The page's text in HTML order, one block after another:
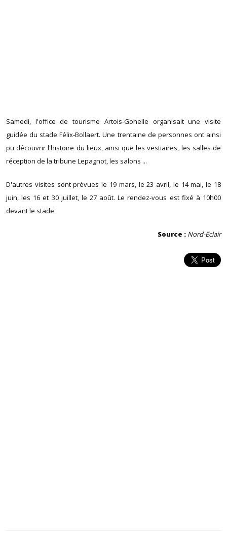
Samedi, l'office de tourisme Artois-Gohelle organisait une visite
guidée du stade Félix-Bollaert. Une trentaine de personnes ont ainsi
pu découvrir l'histoire du lieux, ainsi que les vestiaires, les salles de
réception de la tribune Lepagnot, les salons ...
D'autres visites sont prévues le 19 mars, le 23 avril, le 14 mai, le 18
juin, les 16 et 30 juillet, le 27 août. Le rendez-vous est fixé à 10h00
devant le stade.
Source : Nord-Eclair